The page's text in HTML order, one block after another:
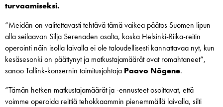
turvaamiseksi.
“Meidän on valitettavasti tehtävä tämä vaikea päätos Suomen lipun
alla seilaavan Silja Serenaden osalta, koska Helsinki-Riika-reitin
operointi näin isolla laivalla ei ole taloudellisesti kannattavaa nyt, kun
kesäsesonki on päättynyt ja matkustajamäärät ovat romahtaneet“,
sanoo Tallink-konsernin toimitusjohtaja Paavo Nõgene.
”Tämän hetken matkustajamäärät ja -ennusteet osoittavat, että
voimme operoida reittiä tehokkaammin pienemmällä laivalla, silti